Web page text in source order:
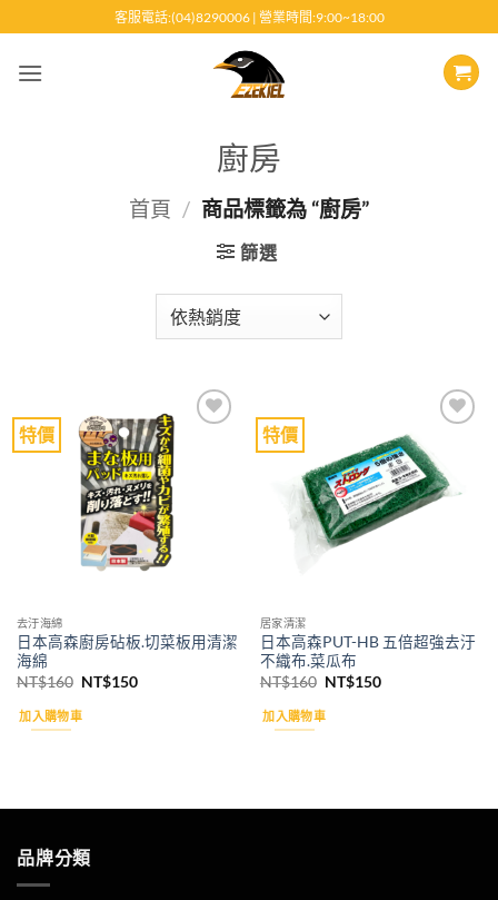
至
客服電話:(04)8290006 | 營業時間:9:00~18:00
廚房
首頁 / 商品標籤為 “廚房”
篩選
特價
去汙海綿
日本高森廚房砧板.切菜板用清潔
海綿
NT$160 原
價
格：
NT$150目
加入購物車
特價
wishlist
居家清潔
日本高森PUT-HB 五倍超強去汙
不織布.菜瓜布
NT$160 原
價
格：
NT$150目
加入購物車
品牌分類